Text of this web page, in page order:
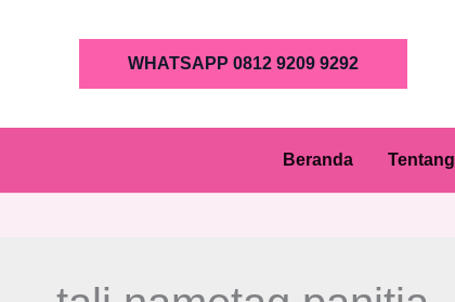
WHATSAPP 0812 9209 9292
Beranda Tentang